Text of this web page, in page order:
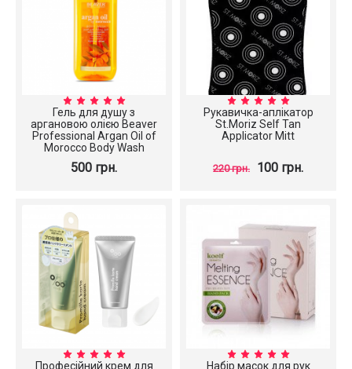
Гель для душу з
аргановою олією Beaver
Professional Argan Oil of
Morocco Body Wash
500 грн.
Рукавичка-аплікатор
St.Moriz Self Tan
Applicator Mitt
220 грн. 100 грн.
Професійний крем для
Набір масок для рук